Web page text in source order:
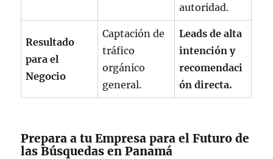
autoridad.
Resultado
para el
Negocio
Captación de
tráfico
orgánico
general.
Leads de alta
intención y
recomendaci
ón directa.
Prepara a tu Empresa para el Futuro de
las Búsquedas en Panamá